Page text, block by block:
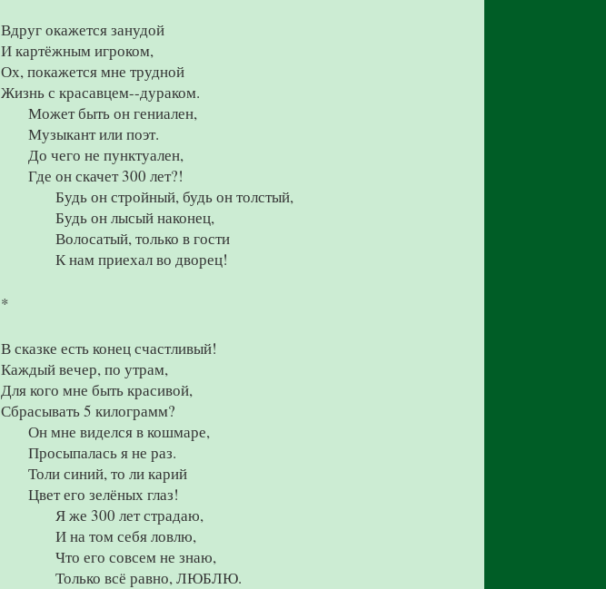
Вдруг окажется занудой
И картёжным игроком,
Ох, покажется мне трудной
Жизнь с красавцем--дураком.
Может быть он гениален,
Музыкант или поэт.
До чего не пунктуален,
Где он скачет 300 лет?!
Будь он стройный, будь он толстый,
Будь он лысый наконец,
Волосатый, только в гости
К нам приехал во дворец!
*
В сказке есть конец счастливый!
Каждый вечер, по утрам,
Для кого мне быть красивой,
Сбрасывать 5 килограмм?
Он мне виделся в кошмаре,
Просыпалась я не раз.
Толи синий, то ли карий
Цвет его зелёных глаз!
Я же 300 лет страдаю,
И на том себя ловлю,
Что его совсем не знаю,
Только всё равно, ЛЮБЛЮ.